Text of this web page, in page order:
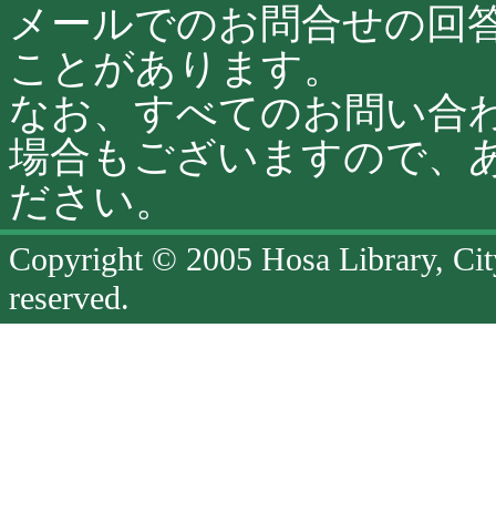
メールでのお問合せの回
ことがあります。
なお、すべてのお問い合
場合もございますので、
ださい。
Copyright © 2005 Hosa Library,
reserved.